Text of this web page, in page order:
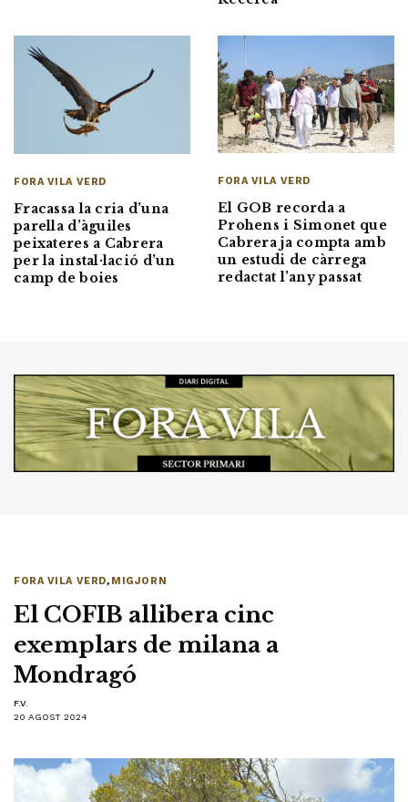
FORA VILA VERD
Fracassa la cria d’una
parella d’àguiles
peixateres a Cabrera
per la instal·lació d’un
camp de boies
FORA VILA VERD
El GOB recorda a
Prohens i Simonet que
Cabrera ja compta amb
un estudi de càrrega
redactat l’any passat
FORA VILA VERD, MIGJORN
El COFIB allibera cinc
exemplars de milana a
Mondragó
F.V.
20 AGOST 2024